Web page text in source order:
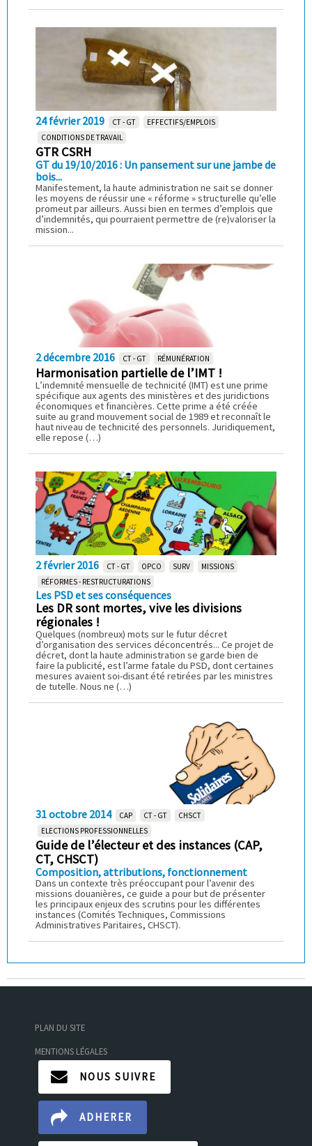
24 février 2019 CT - GT
EFFECTIFS/EMPLOIS
CONDITIONS DE TRAVAIL
GTR CSRH
GT du 19/10/2016 : Un pansement sur une jambe de
bois...
Manifestement, la haute administration ne sait se donner
les moyens de réussir une « réforme » structurelle qu’elle
promeut par ailleurs. Aussi bien en termes d’emplois que
d’indemnités, qui pourraient permettre de (re)valoriser la
mission...
2 décembre 2016 CT - GT RÉMUNÉRATION
Harmonisation partielle de l’IMT !
L’indemnité mensuelle de technicité (IMT) est une prime
spécifique aux agents des ministères et des juridictions
économiques et financières. Cette prime a été créée
suite au grand mouvement social de 1989 et reconnaît le
haut niveau de technicité des personnels. Juridiquement,
elle repose (…)
2 février 2016 CT - GT OPCO SURV
MISSIONS
RÉFORMES - RESTRUCTURATIONS
Les PSD et ses conséquences
Les DR sont mortes, vive les divisions
régionales !
Quelques (nombreux) mots sur le futur décret
d’organisation des services déconcentrés... Ce projet de
décret, dont la haute administration se garde bien de
faire la publicité, est l’arme fatale du PSD, dont certaines
mesures avaient soi-disant été retirées par les ministres
de tutelle. Nous ne (…)
31 octobre 2014 CAP CT - GT
CHSCT
ELECTIONS PROFESSIONNELLES
Guide de l’électeur et des instances (CAP,
CT, CHSCT)
Composition, attributions, fonctionnement
Dans un contexte très préoccupant pour l’avenir des
missions douanières, ce guide a pour but de présenter
les principaux enjeux des scrutins pour les différentes
instances (Comités Techniques, Commissions
Administratives Paritaires, CHSCT).
PLAN DU SITE
MENTIONS LÉGALES
NOUS SUIVRE
ADHERER